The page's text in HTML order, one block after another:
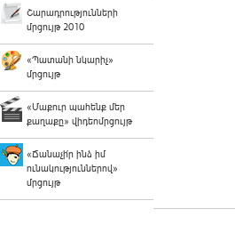
Շարադրությունների
մրցույթ 2010
«Պատանի նկարիչ»
մրցույթ
«Մաքուր պահենք մեր
քաղաքը» վիդեոմրցույթ
«Ճանաչի՛ր ինձ իմ
ունակություններով»
մրցույթ